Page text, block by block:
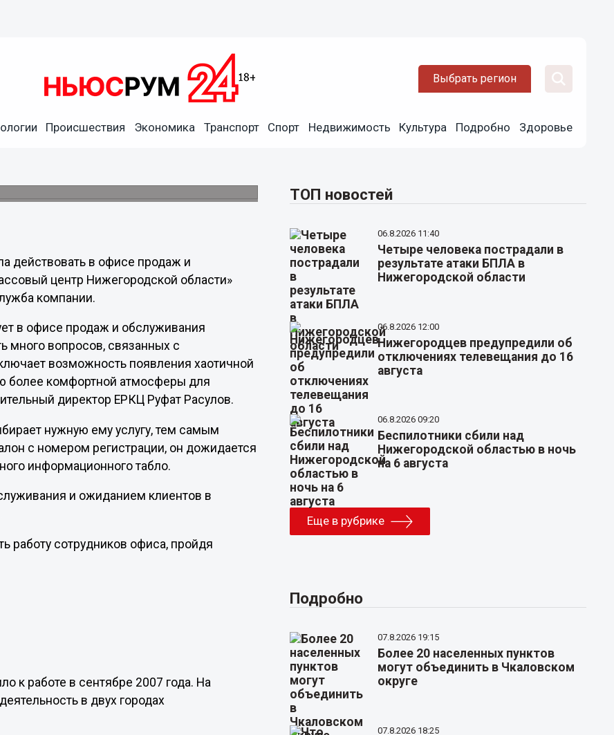
Выбрать регион
Происшествия Экономика Транспорт Спорт Недвижимость Культура Подробно Здоровье
электронная система
действовать в офисе продаж и
центр Нижегородской области»
компании.
в офисе продаж и обслуживания
много вопросов, связанных с
возможность появления хаотичной
более комфортной атмосферы для
директор ЕРКЦ Руфат Расулов.
нужную ему услугу, тем самым
с номером регистрации, он дожидается
информационного табло.
и ожиданием клиентов в
работу сотрудников офиса, пройдя
к работе в сентябре 2007 года. На
в двух городах
ТОП новостей
06.8.2026 11:40
Четыре человека пострадали в
результате атаки БПЛА в
Нижегородской области
06.8.2026 12:00
Нижегородцев предупредили об
отключениях телевещания до 16
августа
06.8.2026 09:20
Беспилотники сбили над
Нижегородской областью в ночь
на 6 августа
Еще в рубрике
Подробно
07.8.2026 19:15
Более 20 населенных пунктов
могут объединить в Чкаловском
округе
07.8.2026 18:25